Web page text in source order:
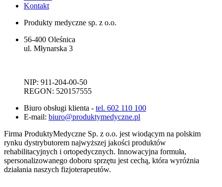
Kontakt
Produkty medyczne sp. z o.o.
56-400 Oleśnica
ul. Młynarska 3
NIP: 911-204-00-50
REGON: 520157555
Biuro obsługi klienta - tel. 602 110 100
E-mail: biuro@produktymedyczne.pl
Firma ProduktyMedyczne Sp. z o.o. jest wiodącym na polskim
rynku dystrybutorem najwyższej jakości produktów
rehabilitacyjnych i ortopedycznych. Innowacyjna formuła,
spersonalizowanego doboru sprzętu jest cechą, która wyróżnia
działania naszych fizjoterapeutów.